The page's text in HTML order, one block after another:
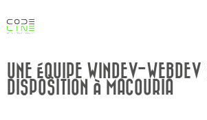
UNE ÉQUIPE WINDEV-WEBDEV
DISPOSITION À MACOURIA